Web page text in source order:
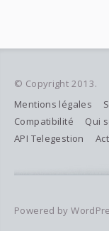
© Copyright 2013.
Mentions légales
Compatibilité
Qui
API Telegestion
Powered by